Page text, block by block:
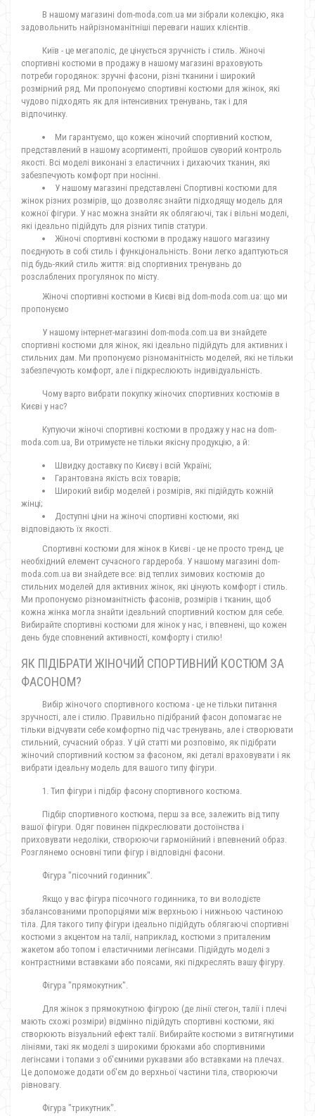
В нашому магазині dom-moda.com.ua ми зібрали колекцію, яка
задовольнить найрізноманітніші переваги наших клієнтів.
Київ - це мегаполіс, де цінується зручність і стиль. Жіночі
спортивні костюми в продажу в нашому магазині враховують
потреби городянок: зручні фасони, різні тканини і широкий
розмірний ряд. Ми пропонуємо спортивні костюми для жінок, які
чудово підходять як для інтенсивних тренувань, так і для
відпочинку.
Ми гарантуємо, що кожен жіночий спортивний костюм,
представлений в нашому асортименті, пройшов суворий контроль
якості. Всі моделі виконані з еластичних і дихаючих тканин, які
забезпечують комфорт при носінні.
У нашому магазині представлені Спортивні костюми для
жінок різних розмірів, що дозволяє знайти підходящу модель для
кожної фігури. У нас можна знайти як облягаючі, так і вільні моделі,
які ідеально підійдуть для різних типів статури.
Жіночі спортивні костюми в продажу нашого магазину
поєднують в собі стиль і функціональність. Вони легко адаптуються
під будь-який стиль життя: від спортивних тренувань до
розслаблених прогулянок по місту.
Жіночі спортивні костюми в Києві від dom-moda.com.ua: що ми
пропонуємо
У нашому інтернет-магазині dom-moda.com.ua ви знайдете
спортивні костюми для жінок, які ідеально підійдуть для активних і
стильних дам. Ми пропонуємо різноманітність моделей, які не тільки
забезпечують комфорт, але і підкреслюють індивідуальність.
Чому варто вибрати покупку жіночих спортивних костюмів в
Києві у нас?
Купуючи жіночі спортивні костюми в продажу у нас на dom-
moda.com.ua, Ви отримуєте не тільки якісну продукцію, а й:
Швидку доставку по Києву і всій Україні;
Гарантована якість всіх товарів;
Широкий вибір моделей і розмірів, які підійдуть кожній
жінці;
Доступні ціни на жіночі спортивні костюми, які
відповідають їх якості.
Спортивні костюми для жінок в Києві - це не просто тренд, це
необхідний елемент сучасного гардероба. У нашому магазині dom-
moda.com.ua ви знайдете все: від теплих зимових костюмів до
стильних моделей для активних жінок, які цінують комфорт і стиль.
Ми пропонуємо різноманітність фасонів, розмірів і тканин, щоб
кожна жінка могла знайти ідеальний спортивний костюм для себе.
Вибирайте спортивні костюми для жінок у нас, і впевнені, що кожен
день буде сповнений активності, комфорту і стилю!
ЯК ПІДІБРАТИ ЖІНОЧИЙ СПОРТИВНИЙ КОСТЮМ ЗА
ФАСОНОМ?
Вибір жіночого спортивного костюма - це не тільки питання
зручності, але і стилю. Правильно підібраний фасон допомагає не
тільки відчувати себе комфортно під час тренувань, але і створювати
стильний, сучасний образ. У цій статті ми розповімо, як підібрати
жіночий спортивний костюм за фасоном, які деталі враховувати і як
вибрати ідеальну модель для вашого типу фігури.
1. Тип фігури і підбір фасону спортивного костюма.
Підбір спортивного костюма, перш за все, залежить від типу
вашої фігури. Одяг повинен підкреслювати достоїнства і
приховувати недоліки, створюючи гармонійний і впевнений образ.
Розглянемо основні типи фігур і відповідні фасони.
Фігура "пісочний годинник".
Якщо у вас фігура пісочного годинника, то ви володієте
збалансованими пропорціями між верхньою і нижньою частиною
тіла. Для такого типу фігури ідеально підійдуть облягаючі спортивні
костюми з акцентом на талії, наприклад, костюми з приталеним
жакетом або топом і еластичними легінсами. Підійдуть моделі з
контрастними вставками або поясами, які підкреслять вашу фігуру.
Фігура "прямокутник".
Для жінок з прямокутною фігурою (де лінії стегон, талії і плечі
мають схожі розміри) відмінно підійдуть спортивні костюми, які
створюють візуальний ефект талії. Вибирайте костюми з витягнутими
лініями, такі як моделі з широкими брюками або спортивними
легінсами і топами з об'ємними рукавами або вставками на плечах.
Це допоможе додати об'єм до верхньої частини тіла, створюючи
рівновагу.
Фігура "трикутник".